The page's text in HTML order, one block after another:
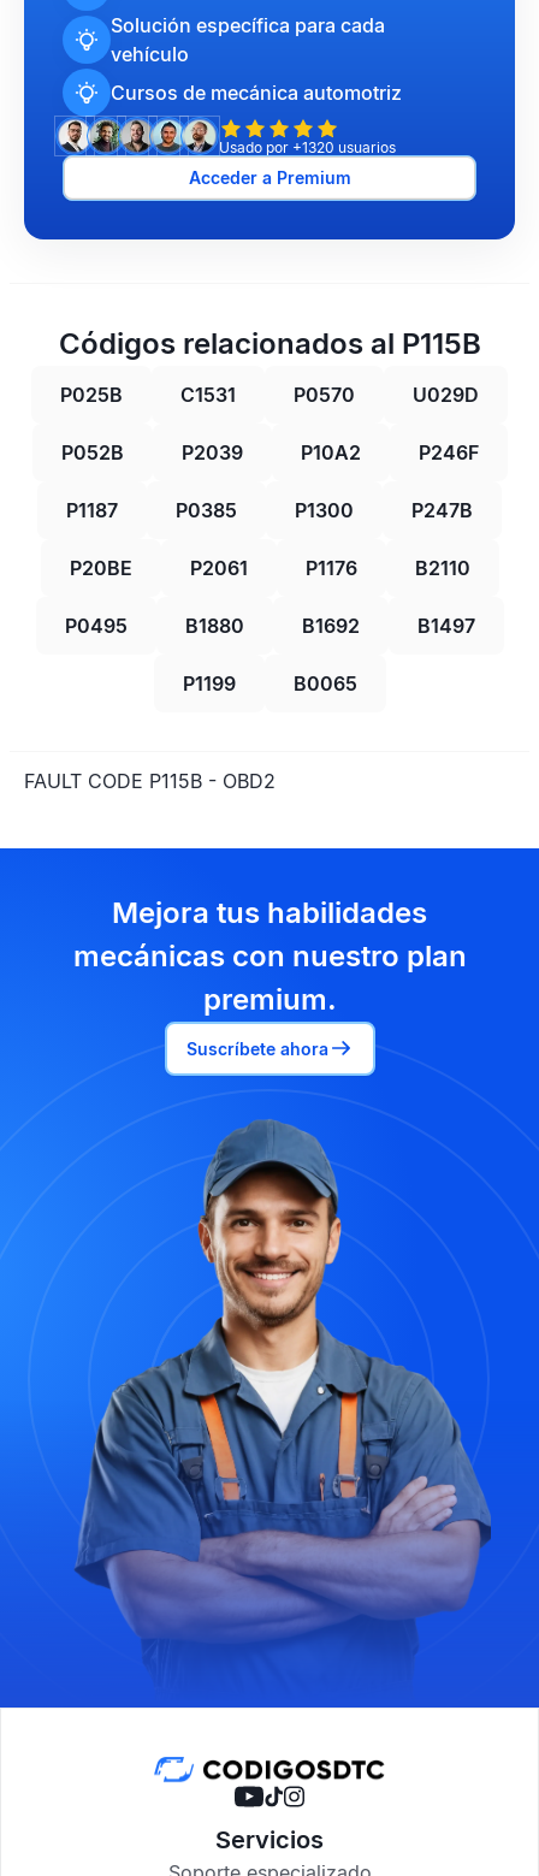
Solución específica para cada
vehículo
Cursos de mecánica automotriz
Usado por +1320 usuarios
Acceder a Premium
Códigos relacionados al P115B
P025B C1531 P0570 U029D
P052B P2039 P10A2 P246F
P1187 P0385 P1300 P247B
P20BE P2061 P1176 B2110
P0495 B1880 B1692 B1497
P1199 B0065
FAULT CODE P115B - OBD2
Mejora tus habilidades
mecánicas con nuestro plan
premium.
Suscríbete ahora
Servicios